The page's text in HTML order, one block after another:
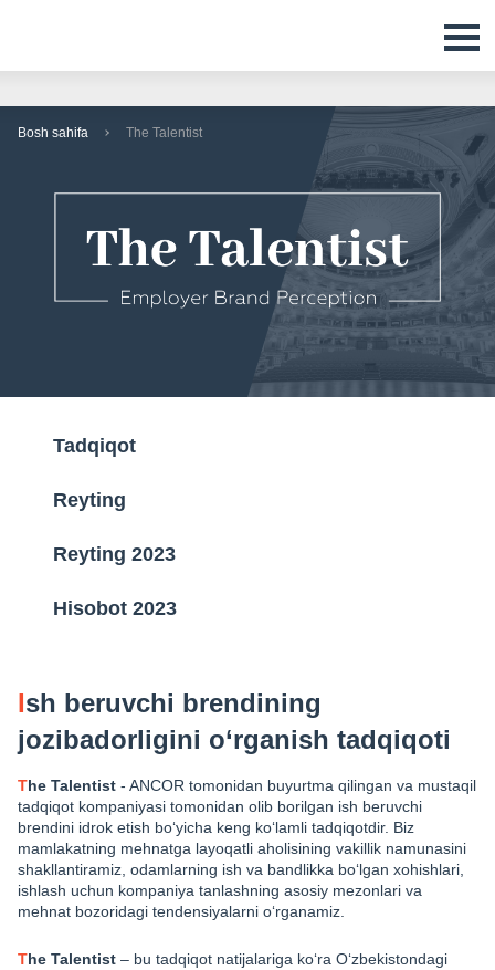
Bosh sahifa The Talentist
Tadqiqot
Reyting
Reyting 2023
Hisobot 2023
Ish beruvchi brendining
jozibadorligini o‘rganish tadqiqoti
The Talentist - ANCOR tomonidan buyurtma qilingan va mustaqil
tadqiqot kompaniyasi tomonidan olib borilgan ish beruvchi
brendini idrok etish bo‘yicha keng ko‘lamli tadqiqotdir. Biz
mamlakatning mehnatga layoqatli aholisining vakillik namunasini
shakllantiramiz, odamlarning ish va bandlikka bo‘lgan xohishlari,
ishlash uchun kompaniya tanlashning asosiy mezonlari va
mehnat bozoridagi tendensiyalarni o‘rganamiz.
The Talentist – bu tadqiqot natijalariga ko‘ra O‘zbekistondagi